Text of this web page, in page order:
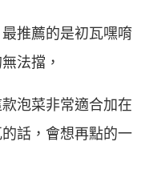
推薦的是初瓦嘿唷
法擋，
泡菜非常適合加在
話，會想再點的一